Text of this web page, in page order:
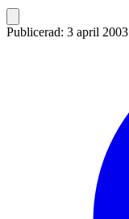
Publicerad: 3 april 2003